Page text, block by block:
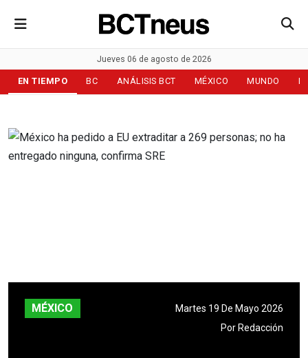
Jueves 06 de agosto de 2026
EN TIEMPO BC ANÁLISIS BCT MÉXICO MUNDO
MÉXICO
Martes 19 De Mayo 2026
Por Redacción